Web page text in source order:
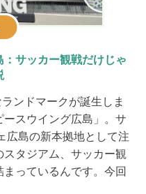
サッカー観戦だけじゃ
ンドマークが誕生しま
スウイング広島」。サ
広島の新本拠地として注
タジアム、サッカー観
っているんです。今回